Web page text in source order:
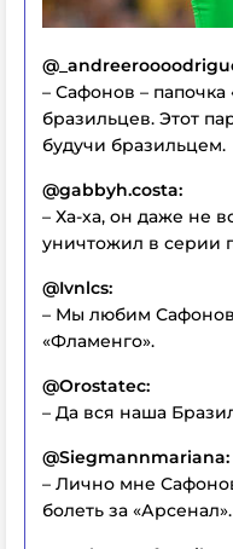
– Сафонов –
бразильцев. Этот
будучи бразильцем.
@gabbyh.costa:
– Ха-ха, он даже не
уничтожил в серии
@Ivnlcs:
– Мы любим
«Фламенго».
@Orostatec:
– Да вся наша
@Siegmannmariana:
– Лично мне
болеть за «Арсенал».